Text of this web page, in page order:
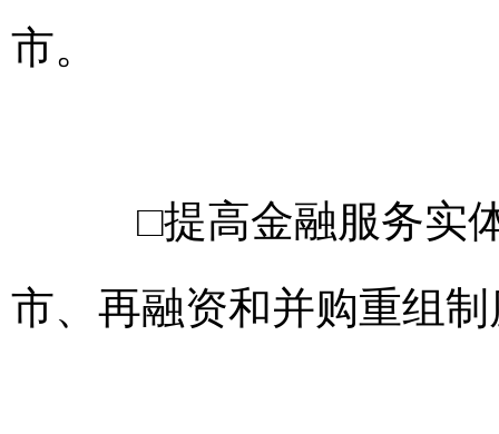
市。
□提高金融服务实体
市、再融资和并购重组